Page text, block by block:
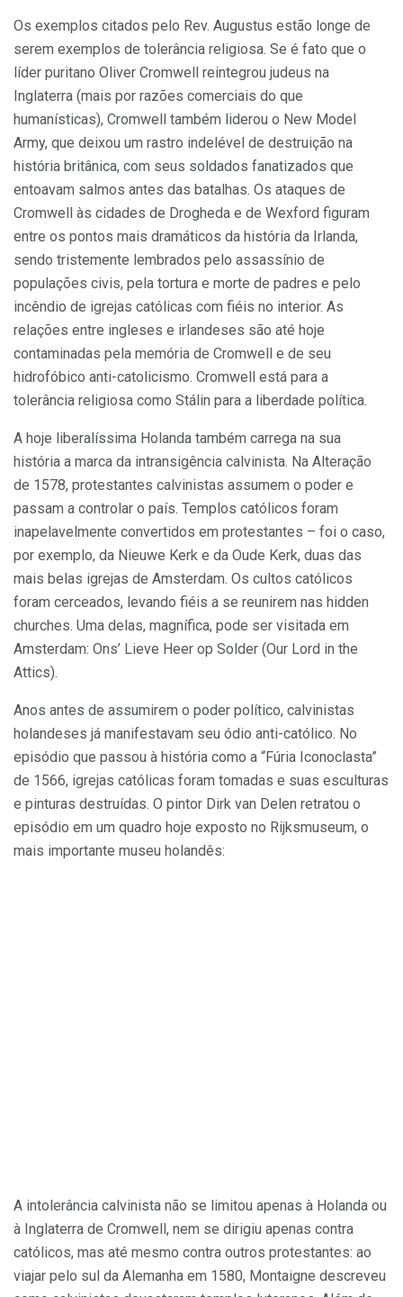
Os exemplos citados pelo Rev. Augustus estão longe de
serem exemplos de tolerância religiosa. Se é fato que o
líder puritano Oliver Cromwell reintegrou judeus na
Inglaterra (mais por razões comerciais do que
humanísticas), Cromwell também liderou o New Model
Army, que deixou um rastro indelével de destruição na
história britânica, com seus soldados fanatizados que
entoavam salmos antes das batalhas. Os ataques de
Cromwell às cidades de Drogheda e de Wexford figuram
entre os pontos mais dramáticos da história da Irlanda,
sendo tristemente lembrados pelo assassínio de
populações civis, pela tortura e morte de padres e pelo
incêndio de igrejas católicas com fiéis no interior. As
relações entre ingleses e irlandeses são até hoje
contaminadas pela memória de Cromwell e de seu
hidrofóbico anti-catolicismo. Cromwell está para a
tolerância religiosa como Stálin para a liberdade política.
A hoje liberalíssima Holanda também carrega na sua
história a marca da intransigência calvinista. Na Alteração
de 1578, protestantes calvinistas assumem o poder e
passam a controlar o país. Templos católicos foram
inapelavelmente convertidos em protestantes – foi o caso,
por exemplo, da Nieuwe Kerk e da Oude Kerk, duas das
mais belas igrejas de Amsterdam. Os cultos católicos
foram cerceados, levando fiéis a se reunirem nas hidden
churches. Uma delas, magnífica, pode ser visitada em
Amsterdam: Ons’ Lieve Heer op Solder (Our Lord in the
Attics).
Anos antes de assumirem o poder político, calvinistas
holandeses já manifestavam seu ódio anti-católico. No
episódio que passou à história como a “Fúria Iconoclasta”
de 1566, igrejas católicas foram tomadas e suas esculturas
e pinturas destruídas. O pintor Dirk van Delen retratou o
episódio em um quadro hoje exposto no Rijksmuseum, o
mais importante museu holandês:
A intolerância calvinista não se limitou apenas à Holanda ou
à Inglaterra de Cromwell, nem se dirigiu apenas contra
católicos, mas até mesmo contra outros protestantes: ao
viajar pelo sul da Alemanha em 1580, Montaigne descreveu